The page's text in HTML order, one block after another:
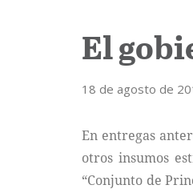
El
18 de agosto de
En entregas
otros insumos
“Conjunto de